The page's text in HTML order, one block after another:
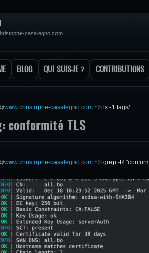
casalegno.com
BLOG QUI SUIS-JE ? CONTRIBUTIONS
www.christophe-casalegno.com:~$ ls -1 tags/
conformité TLS
www.christophe-casalegno.com:~$ grep -R